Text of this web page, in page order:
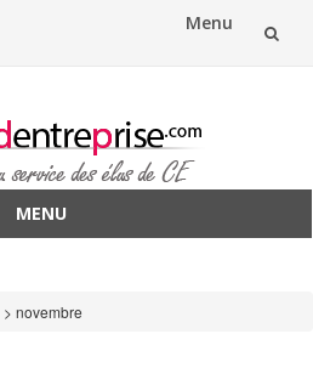
Menu
MENU
> novembre